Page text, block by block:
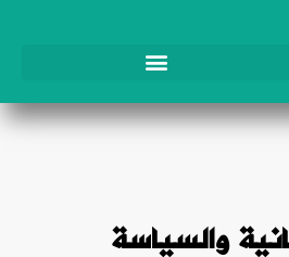
والسياسة